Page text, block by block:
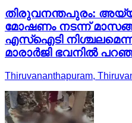
തിരുവനന്തപുരം:
മോഷണം നടന്ന് മാസങ്ങൾ
എസ്ഐടി
മാരാർജി ഭവനിൽ
Thiruvananthapuram,